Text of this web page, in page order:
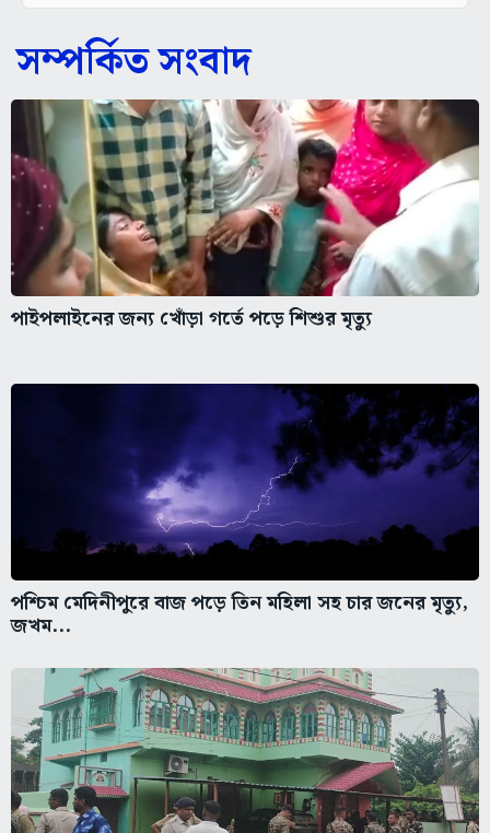
সম্পর্কিত সংবাদ
পাইপলাইনের জন্য খোঁড়া গর্তে পড়ে শিশুর মৃত্যু
পশ্চিম মেদিনীপুরে বাজ পড়ে তিন মহিলা সহ চার জনের মৃত্যু,
জখম...